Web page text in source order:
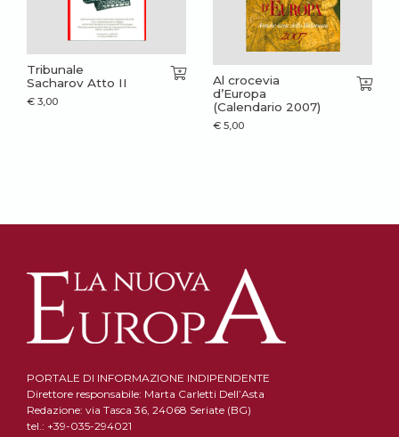
Tribunale
Sacharov Atto II
€ 3,00
Al crocevia
d’Europa
(Calendario 2007)
€ 5,00
PORTALE DI INFORMAZIONE INDIPENDENTE
Direttore responsabile: Marta Carletti Dell’Asta
Redazione: via Tasca 36, 24068 Seriate (BG)
tel.: +39-035-294021